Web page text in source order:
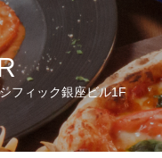
フィック銀座ビル1F